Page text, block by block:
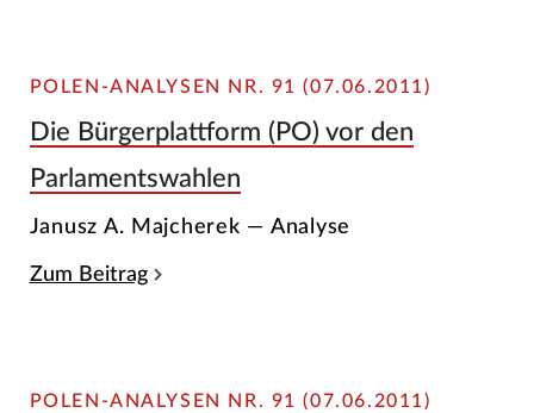
POLEN-ANALYSEN NR. 91 (07.06.2011)
Die Bürgerplattform (PO) vor den
Parlamentswahlen
Janusz A. Majcherek — Analyse
Zum Beitrag
POLEN-ANALYSEN NR. 91 (07.06.2011)